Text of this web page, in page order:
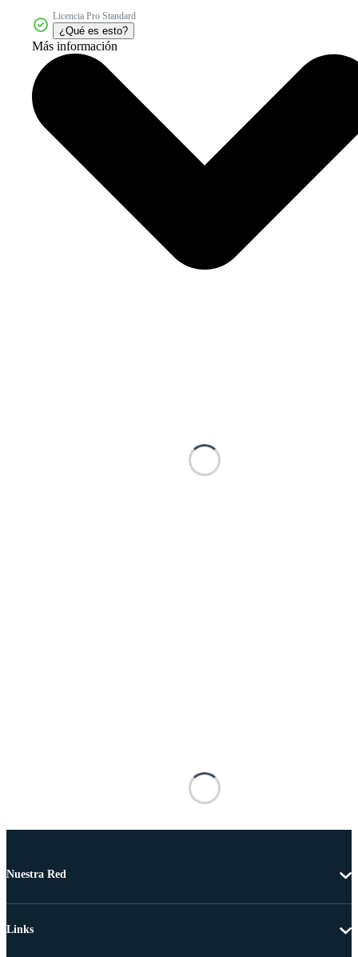
Licencia Pro Standard
¿Qué es esto?
Más información
Nuestra Red
Links